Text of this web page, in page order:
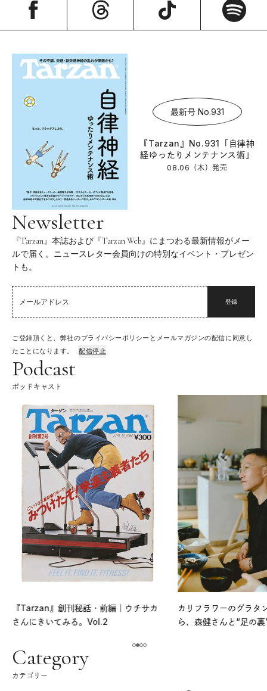
最新号 No.931
『Tarzan』No.931「自律神
経ゆったりメンテナンス術」
08.06（木）発売
Newsletter
『Tarzan』本誌および『Tarzan Web』にまつわる最新情報がメー
ルで届く。ニュースレター会員向けの特別なイベント・プレゼン
トも。
登録
ご登録頂くと、弊社のプライバシーポリシーとメールマガジンの配信に同意し
たことになります。
配信停止
Podcast
ポッドキャスト
『Tarzan』創刊秘話・前編｜ウチサカ
さんにきいてみる。Vol.2
カリフラワーのグラタ
ら、森健さんと“足の
Category
カテゴリー